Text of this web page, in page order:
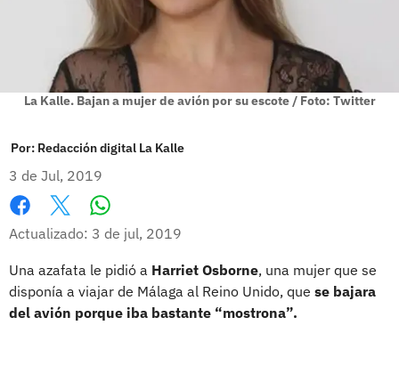
La Kalle. Bajan a mujer de avión por su escote / Foto: Twitter
Por: Redacción digital La Kalle
3 de Jul, 2019
Facebook
X
Actualizado: 3 de jul, 2019
Una azafata le pidió a Harriet Osborne, una mujer que se
disponía a viajar de Málaga al Reino Unido, que se bajara
del avión porque iba bastante “mostrona”.